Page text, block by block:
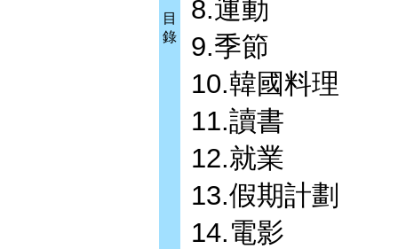
目
錄
8.運動
9.季節
10.韓國料理
11.讀書
12.就業
13.假期計劃
14.電影